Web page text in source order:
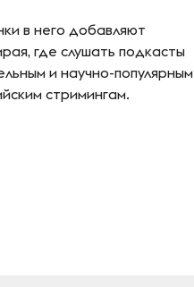
в него добавляют
где слушать подкасты
и научно-популярным
стримингам.